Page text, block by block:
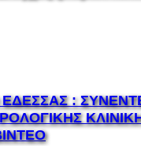
: